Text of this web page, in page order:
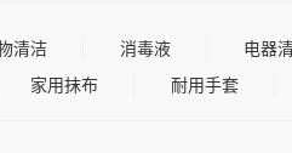
清洁 消毒液
电器
家用抹布 耐用手套